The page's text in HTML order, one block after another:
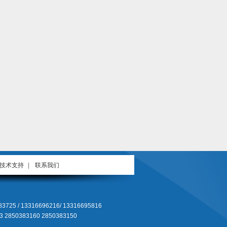
技术支持 联系我们
/ 13316696216/ 13316695816
2850383160 2850383150